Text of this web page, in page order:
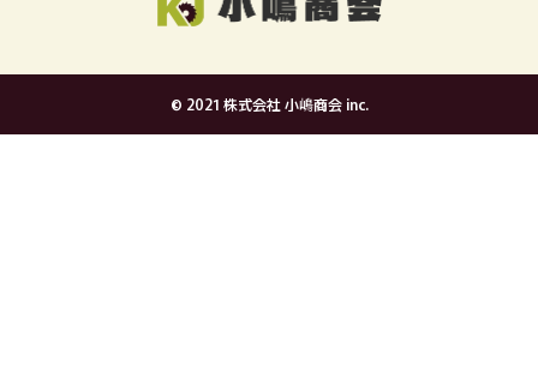
© 2021 株式会社 小嶋商会 inc.